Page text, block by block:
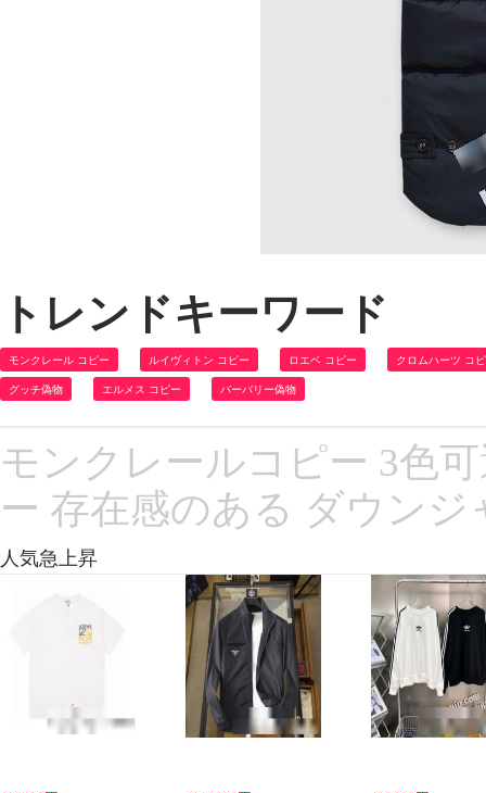
トレンドキーワード
モンクレール コピー ルイヴィトン コピー ロエベ コピー クロムハーツ コ
グッチ偽物 エルメス コピー バーバリー偽物
モンクレールコピー 3色
ー 存在感のある ダウンジ
人気急上昇